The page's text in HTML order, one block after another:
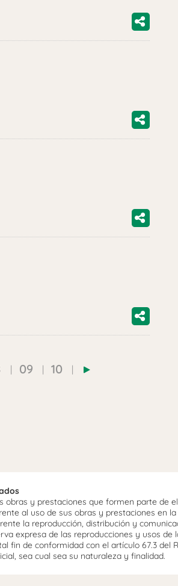
09 10
y prestaciones que formen parte de
al uso de sus obras y prestaciones en
la reproducción, distribución y
expresa de las reproducciones y usos
de conformidad con el artículo 67.3 del
sea cual sea su naturaleza y finalidad.